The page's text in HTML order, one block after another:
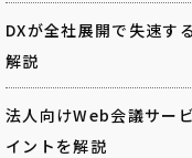
DXが全社展開で失速す
解説
法人向けWeb会議サー
イントを解説